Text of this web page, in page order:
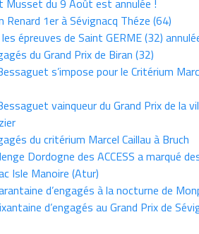
Musset du 9 Août est annulée !
Renard 1er à Sévignacq Théze (64)
épreuves de Saint GERME (32)
du Grand Prix de Biran (32)
s’impose pour le Critérium
vainqueur du Grand Prix de la
du critérium Marcel Caillau à Bruch
Dordogne des ACCESS a marqué
Isle Manoire (Atur)
d’engagés à la nocturne de
d’engagés au Grand Prix de